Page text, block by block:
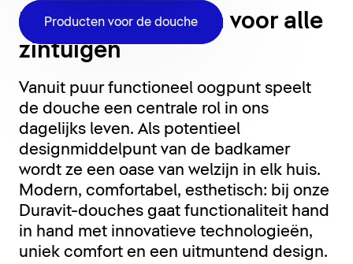
Producten voor de douche
Douchemomenten voor alle
zintuigen
Vanuit puur functioneel oogpunt speelt
de douche een centrale rol in ons
dagelijks leven. Als potentieel
designmiddelpunt van de badkamer
wordt ze een oase van welzijn in elk huis.
Modern, comfortabel, esthetisch: bij onze
Duravit-douches gaat functionaliteit hand
in hand met innovatieve technologieën,
uniek comfort en een uitmuntend design.